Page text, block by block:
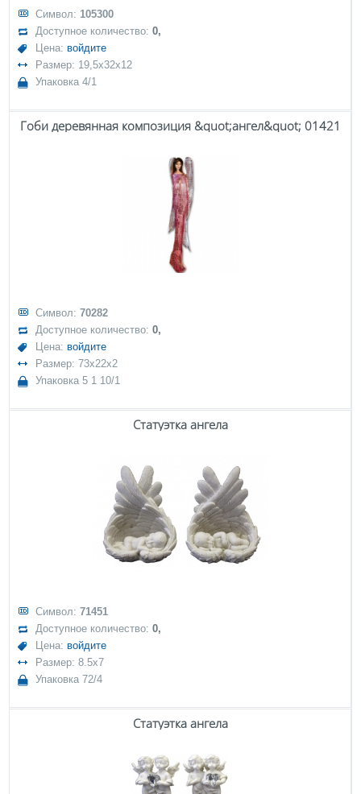
Символ: 105300
Доступное количество:0,
Цена: войдите
Размер: 19,5x32x12
Упаковка 4/1
Гоби деревянная композиция &quot;ангел&quot; 01421
Символ:70282
Доступное количество:0,
Цена: войдите
Размер: 73x22x2
Упаковка 5 1 10/1
Статуэтка ангела
Символ:71451
Доступное количество:0,
Цена: войдите
Размер: 8.5x7
Упаковка 72/4
Статуэтка ангела